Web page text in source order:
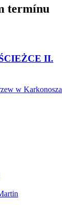
termínu
II.
w